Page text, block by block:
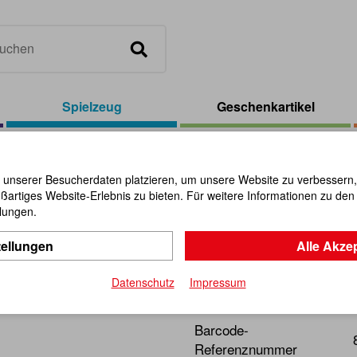
Spielzeug Geschenkartikel
Artikel-Nr.:100396
Mit dem richtigen
Barcode-
Referenznummer
Besucherdaten platzieren, um unsere Website zu
Website-Erlebnis zu bieten. Für weitere Informationen zu
Alle
Datenschutz Impressum